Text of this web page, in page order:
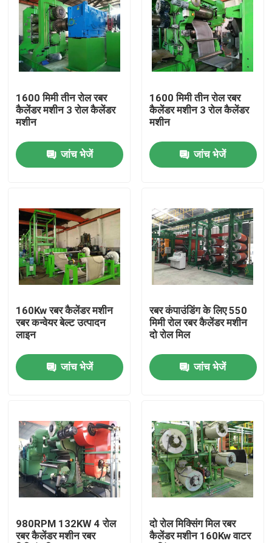
उत्पादों
वीडियो
हमारे बारे में
कारखाना भ्रमण
गुणवत्ता नियंत्रण
संपर्क करें
समाचार
एक उद्धरण का अनुरोध करें
रबर प्रक्रिया मशीन
1600 मिमी तीन रोल रबर
कैलेंडर मशीन 3 रोल कैलेंडर
मशीन
जांच भेजें
1600 मिमी तीन रोल रबर
कैलेंडर मशीन 3 रोल कैलेंडर
मशीन
जांच भेजें
160Kw रबर कैलेंडर मशीन
रबर कन्वेयर बेल्ट उत्पादन
लाइन
जांच भेजें
रबर कंपाउंडिंग के लिए 550
मिमी रोल रबर कैलेंडर मशीन
दो रोल मिल
जांच भेजें
980RPM 132KW 4 रोल
रबर कैलेंडर मशीन रबर
दो रोल मिक्सिंग मिल रबर
कैलेंडर मशीन 160Kw वाटर